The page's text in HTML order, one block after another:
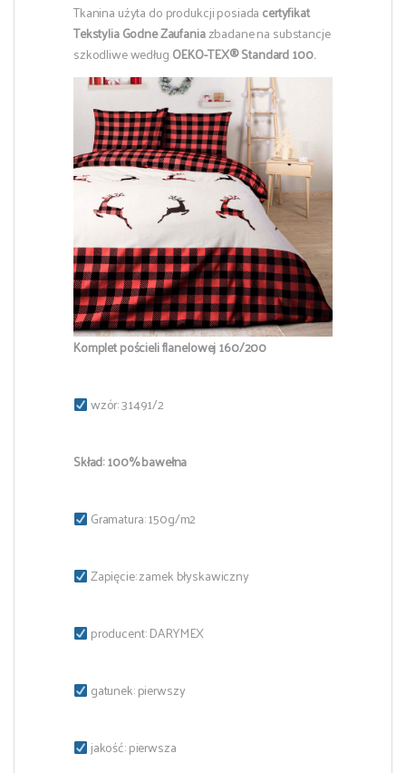
Tkanina użyta do produkcji posiada certyfikat
Tekstylia Godne Zaufaniazbadane na substancje
szkodliwe według OEKO-TEX® Standard 100.
Komplet pościeli flanelowej 160/200
wzór: 31491/2
Skład: 100% bawełna
Gramatura: 150g/m2
Zapięcie: zamek błyskawiczny
producent: DARYMEX
gatunek: pierwszy
jakość: pierwsza